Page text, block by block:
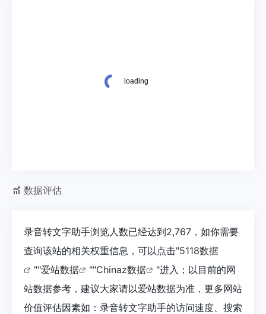
数据评估
录音转文字助手浏览人数已经达到2,767，如你需要
查询该站的相关权重信息，可以点击"5118数据
""爱站数据 ""Chinaz数据
"进入；以目前的网
站数据参考，建议大家请以爱站数据为准，更多网站
价值评估因素如：录音转文字助手的访问速度、搜索